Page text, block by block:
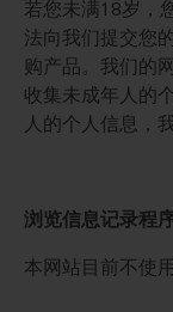
若您未满18岁，
法向我们提交您
购产品。我们的
收集未成年人的
人的个人信息，
浏览信息记录程
本网站目前不使